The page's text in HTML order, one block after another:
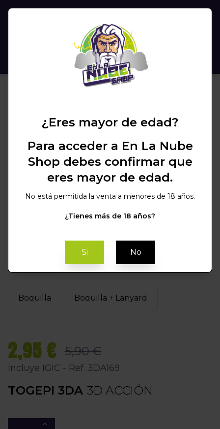
Elegir Opción
Boquilla Boquilla + Lanyard
2,95 € 5,90 €
Incluye IGIC - Ref. 3DA169
TOGEPI 3DA 3D ACCIÓN
¿Eres mayor de edad?
Para acceder a En La Nube
Shop debes confirmar que
eres mayor de edad.
No está permitida la venta a menores de 18 años.
¿Tienes más de 18 años?
Si No